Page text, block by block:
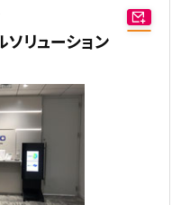
ソリューション